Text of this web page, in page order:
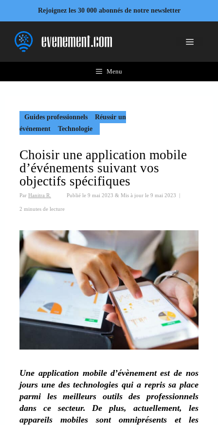
contenu
Rejoignez les 30 000 abonnés de notre newsletter
Menu
Menu
Guides professionnels
Réussir un
événement
Technologie
Choisir une application mobile
d’événements suivant vos
objectifs spécifiques
Par Hanitra R. Publié le 9 mai 2023 & Mis à jour le 9 mai 2023 |
2 minutes de lecture
Une application mobile d’évènement est de nos
jours une des technologies qui a repris sa place
parmi les meilleurs outils des professionnels
dans ce secteur. De plus, actuellement, les
appareils mobiles sont omniprésents et les